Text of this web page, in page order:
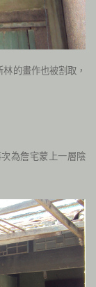
的畫作也被割取，
為詹宅蒙上一層陰